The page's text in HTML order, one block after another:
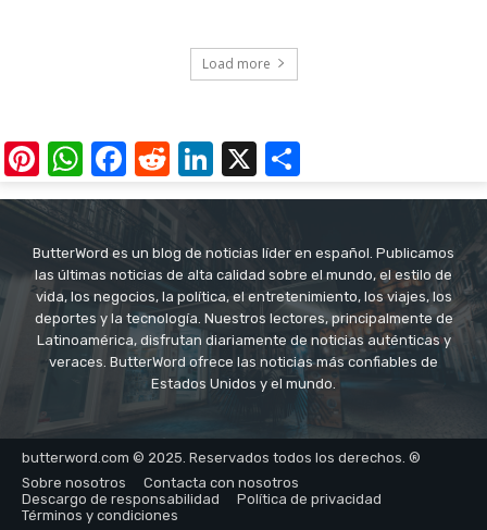
Load more
Pinterest
WhatsApp
Facebook
RedditLinkedIn
X
ButterWord es un blog de noticias líder en español. Publicamos
las últimas noticias de alta calidad sobre el mundo, el estilo de
vida, los negocios, la política, el entretenimiento, los viajes, los
deportes y la tecnología. Nuestros lectores, principalmente de
Latinoamérica, disfrutan diariamente de noticias auténticas y
veraces. ButterWord ofrece las noticias más confiables de
Estados Unidos y el mundo.
butterword.com © 2025. Reservados todos los derechos. ®
Sobre nosotros
Contacta con nosotros
Descargo de responsabilidad
Política de privacidad
Términos y condiciones